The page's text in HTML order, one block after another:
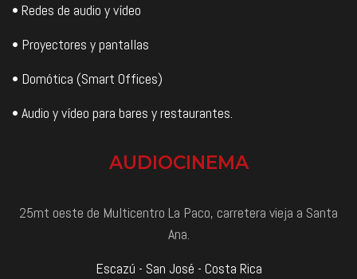
• Redes de audio y vídeo
• Proyectores y pantallas
• Domótica (Smart Offices)
• Audio y vídeo para bares y restaurantes.
AUDIOCINEMA
25mt oeste de Multicentro La Paco, carretera vieja a Santa
Ana.
Escazú - San José - Costa Rica